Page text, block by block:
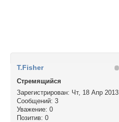
T.Fisher
Стремящийся
Зарегистрирован: Чт, 18 Апр 2013
Сообщений: 3
Уважение: 0
Позитив: 0